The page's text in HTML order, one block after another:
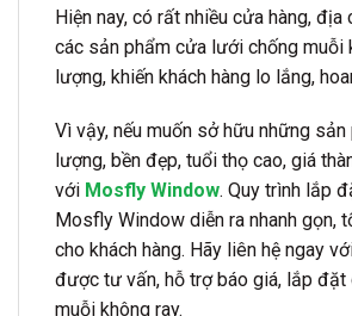
Hiện nay, có rất nhiều cửa hàng, địa
các sản phẩm cửa lưới chống muỗi
lượng, khiến khách hàng lo lắng,
Vì vậy, nếu muốn sở hữu những
lượng, bền đẹp, tuổi thọ cao, giá
với Mosfly Window. Quy trình lắp
Mosfly Window diễn ra nhanh gọn,
cho khách hàng. Hãy liên hệ ngay
được tư vấn, hỗ trợ báo giá, lắp
muỗi không ray.